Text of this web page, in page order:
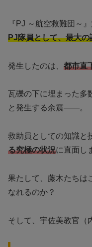
『PJ ～航空救難団～
PJ隊員として、最大の
発生したのは、 都市直
瓦礫の下に埋まった多
と発生する余震――。
救助員としての知識と
る究極の状況に直面し
果たして、藤木たちは
なれるのか？
そして、宇佐美教官（